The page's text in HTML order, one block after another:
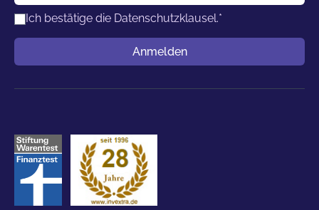
Ich bestätige die Datenschutzklausel.*
Anmelden